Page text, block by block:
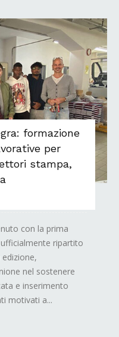
formazione
per
stampa,
con la prima
ripartito
nel sostenere
e inserimento
motivati a...